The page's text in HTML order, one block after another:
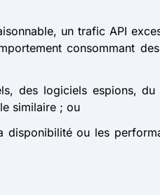
un trafic API
consommant
des logiciels espions,
similaire ; ou
ou les